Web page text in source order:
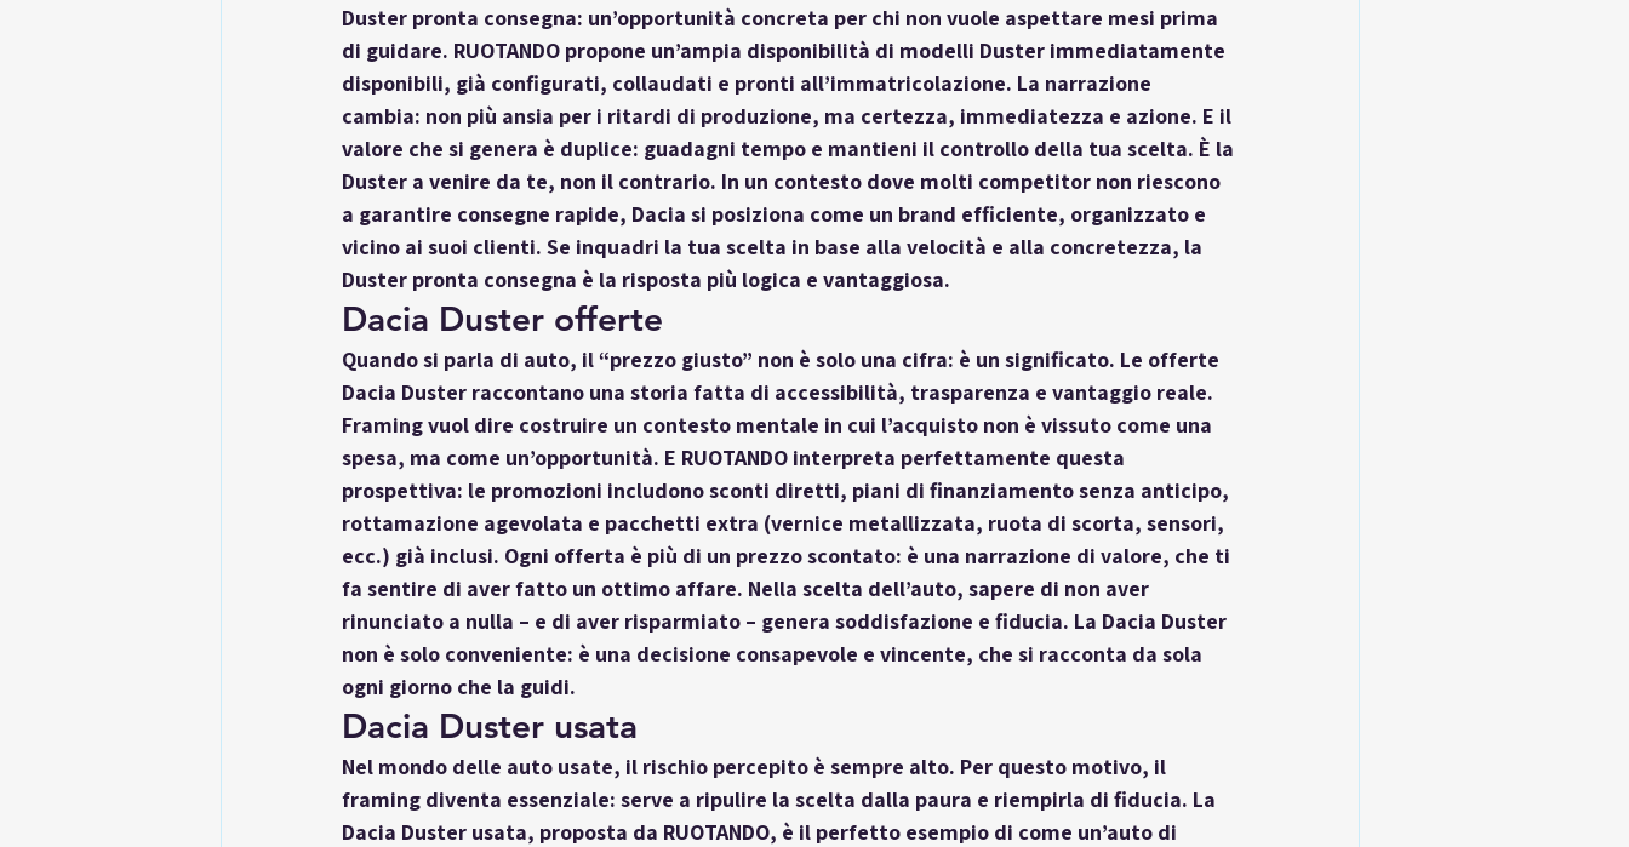
Duster pronta consegna: un’opportunità concreta per chi non vuole aspettare mesi prima
di guidare. RUOTANDO propone un’ampia disponibilità di modelli Duster immediatamente
disponibili, già configurati, collaudati e pronti all’immatricolazione. La narrazione
cambia: non più ansia per i ritardi di produzione, ma certezza, immediatezza e azione. E il
valore che si genera è duplice: guadagni tempo e mantieni il controllo della tua scelta. È la
Duster a venire da te, non il contrario. In un contesto dove molti competitor non riescono
a garantire consegne rapide, Dacia si posiziona come un brand efficiente, organizzato e
vicino ai suoi clienti. Se inquadri la tua scelta in base alla velocità e alla concretezza, la
Duster pronta consegna è la risposta più logica e vantaggiosa.
Dacia Duster offerte
Quando si parla di auto, il “prezzo giusto” non è solo una cifra: è un significato. Le offerte
Dacia Duster raccontano una storia fatta di accessibilità, trasparenza e vantaggio reale.
Framing vuol dire costruire un contesto mentale in cui l’acquisto non è vissuto come una
spesa, ma come un’opportunità. E RUOTANDO interpreta perfettamente questa
prospettiva: le promozioni includono sconti diretti, piani di finanziamento senza anticipo,
rottamazione agevolata e pacchetti extra (vernice metallizzata, ruota di scorta, sensori,
ecc.) già inclusi. Ogni offerta è più di un prezzo scontato: è una narrazione di valore, che ti
fa sentire di aver fatto un ottimo affare. Nella scelta dell’auto, sapere di non aver
rinunciato a nulla – e di aver risparmiato – genera soddisfazione e fiducia. La Dacia Duster
non è solo conveniente: è una decisione consapevole e vincente, che si racconta da sola
ogni giorno che la guidi.
Dacia Duster usata
Nel mondo delle auto usate, il rischio percepito è sempre alto. Per questo motivo, il
framing diventa essenziale: serve a ripulire la scelta dalla paura e riempirla di fiducia. La
Dacia Duster usata, proposta da RUOTANDO, è il perfetto esempio di come un’auto di